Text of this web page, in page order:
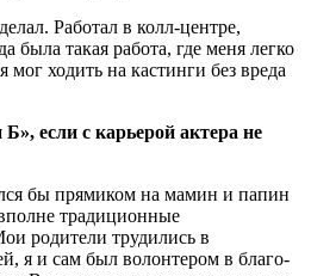
Ра­ботал в колл-центре,
была такая работа, где меня легко
ходить на кастинги без вреда
если с карьерой актера не
бы пря­миком на мамин и папин
традиционные
родите­ли трудились в
я и сам был волонтером в благо­